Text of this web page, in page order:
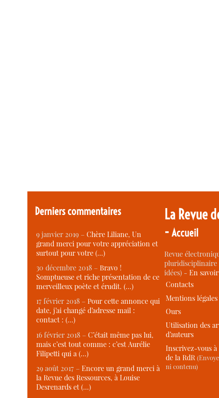
Derniers commentaires
9 janvier 2019 –Chère Liliane, Un
grand merci pour votre appréciation et
surtout pour votre (…)
30 décembre 2018 –Bravo !
Somptueuse et riche présentation de ce
merveilleux poète et érudit. (…)
17 février 2018 –Pour cette annonce qui
date, j’ai changé d’adresse mail :
contact : (…)
16 février 2018 –C’était même pas lui,
mais c’est tout comme : c’est Aurélie
Filipetti qui a (…)
29 août 2017 –Encore un grand merci à
la Revue des Ressources, à Louise
Desrenards et (…)
La Revue
-Accueil
Revue
idées) -En
Contacts
Mentions légales
Ours
Utilisation des
d’auteurs
Inscrivez-vous
de la RdR
ni contenu)